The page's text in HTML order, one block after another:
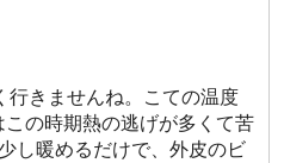
行きませんね。こての温度
の時期熱の逃げが多くて苦
し暖めるだけで、外皮のビ